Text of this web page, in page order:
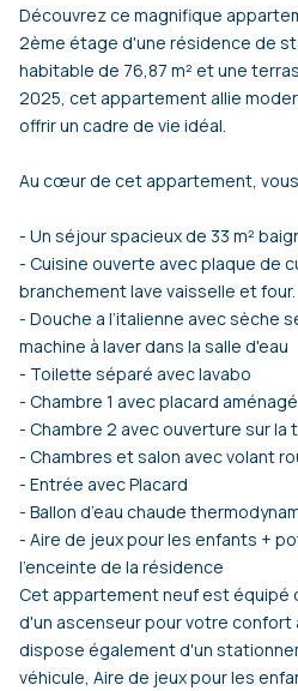
Découvrez ce magnifique
2ème étage d'une résidence de
habitable de 76,87 m² et une
2025, cet appartement allie
offrir un cadre de vie idéal.
Au cœur de cet appartement,
- Un séjour spacieux de 33 m²
- Cuisine ouverte avec plaque de
branchement lave vaisselle et four.
- Douche a l’italienne avec sèche
machine à laver dans la salle d'eau
- Toilette séparé avec lavabo
- Chambre 1 avec placard aménagé
- Chambre 2 avec ouverture sur la
- Chambres et salon avec volant
- Entrée avec Placard
- Ballon d’eau chaude
- Aire de jeux pour les enfants +
l’enceinte de la résidence
Cet appartement neuf est équipé
d'un ascenseur pour votre confort
dispose également d'un
véhicule, Aire de jeux pour les